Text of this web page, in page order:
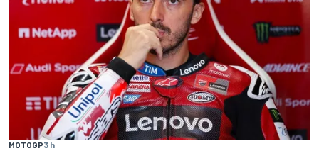
MOTOGP3 h